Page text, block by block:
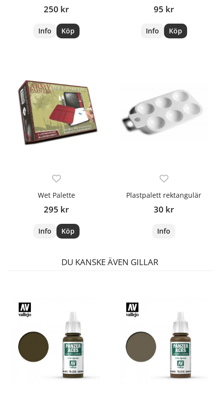
250 kr
Info Köp
95 kr
Info Köp
Wet Palette
295 kr
Info Köp
Plastpalett rektangulär
30 kr
Info
DU KANSKE ÄVEN GILLAR